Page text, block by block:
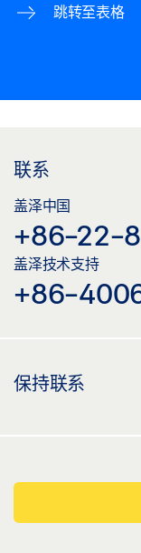
跳转至表格
联系
盖泽中国
+86-22-
盖泽技术支持
+86-
保持联系